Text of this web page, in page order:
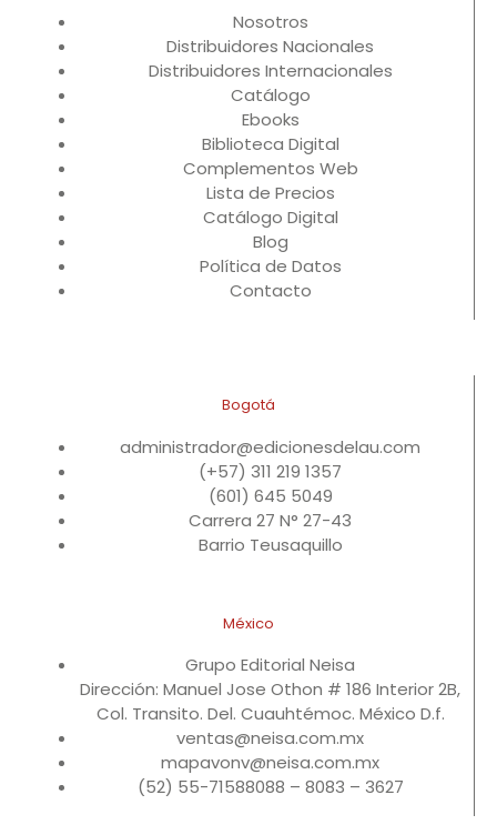
Nosotros
Distribuidores Nacionales
Distribuidores Internacionales
Catálogo
Ebooks
Biblioteca Digital
Complementos Web
Lista de Precios
Catálogo Digital
Blog
Política de Datos
Contacto
Bogotá
administrador@edicionesdelau.com
(+57) 311 219 1357
(601) 645 5049
Carrera 27 N° 27-43
Barrio Teusaquillo
México
Grupo Editorial Neisa
Dirección: Manuel Jose Othon # 186 Interior 2B,
Col. Transito. Del. Cuauhtémoc. México D.f.
ventas@neisa.com.mx
mapavonv@neisa.com.mx
(52) 55-71588088 – 8083 – 3627